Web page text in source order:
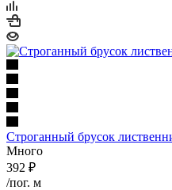
Строганный брусок
Много
392 ₽
/пог. м